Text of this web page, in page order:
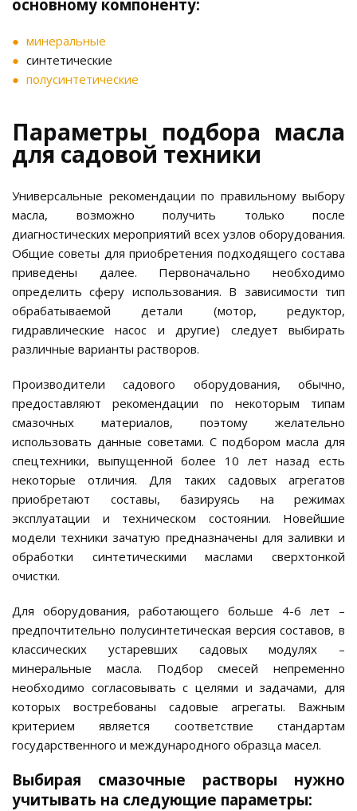
основному компоненту:
минеральные
синтетические
полусинтетические
Параметры подбора масла
для садовой техники
Универсальные рекомендации по правильному выбору
масла, возможно получить только после
диагностических мероприятий всех узлов оборудования.
Общие советы для приобретения подходящего состава
приведены далее. Первоначально необходимо
определить сферу использования. В зависимости тип
обрабатываемой детали (мотор, редуктор,
гидравлические насос и другие) следует выбирать
различные варианты растворов.
Производители садового оборудования, обычно,
предоставляют рекомендации по некоторым типам
смазочных материалов, поэтому желательно
использовать данные советами. С подбором масла для
спецтехники, выпущенной более 10 лет назад есть
некоторые отличия. Для таких садовых агрегатов
приобретают составы, базируясь на режимах
эксплуатации и техническом состоянии. Новейшие
модели техники зачатую предназначены для заливки и
обработки синтетическими маслами сверхтонкой
очистки.
Для оборудования, работающего больше 4-6 лет –
предпочтительно полусинтетическая версия составов, в
классических устаревших садовых модулях –
минеральные масла. Подбор смесей непременно
необходимо согласовывать с целями и задачами, для
которых востребованы садовые агрегаты. Важным
критерием является соответствие стандартам
государственного и международного образца масел.
Выбирая смазочные растворы нужно
учитывать на следующие параметры: